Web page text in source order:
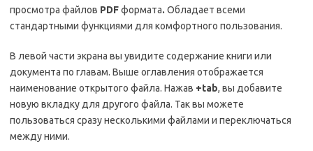
просмотра файлов PDFформата. Обладает всеми
стандартными функциями для комфортного пользования.
В левой части экрана вы увидите содержание книги или
документа по главам. Выше оглавления отображается
наименование открытого файла. Нажав +tab, вы добавите
новую вкладку для другого файла. Так вы можете
пользоваться сразу несколькими файлами и переключаться
между ними.